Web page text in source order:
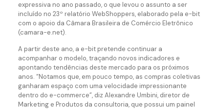
expressiva no ano passado, o que levou o assunto a ser
incluído no 23º relatório WebShoppers, elaborado pela e-bit
com o apoio da Câmara Brasileira de Comércio Eletrônico
(camara-e.net).
A partir deste ano, a e-bit pretende continuar a
acompanhar o modelo, traçando novos indicadores e
apontando tendências deste mercado para os próximos
anos. “Notamos que, em pouco tempo, as compras coletivas
ganharam espaço com uma velocidade impressionante
dentro do e-commerce”, diz Alexandre Umbini, diretor de
Marketing e Produtos da consultoria, que possui um painel